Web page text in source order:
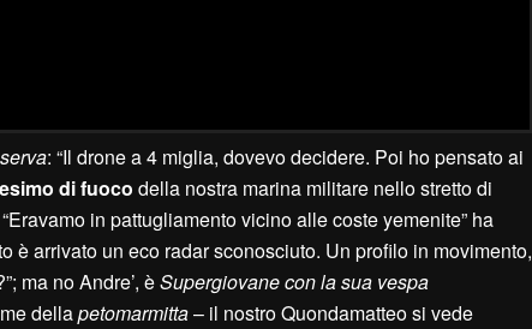
: “Il drone a 4 miglia, dovevo decidere. Poi ho pensato ai
di fuoco della nostra marina militare nello stretto di
in pattugliamento vicino alle coste yemenite” ha
è arrivato un eco radar sconosciuto. Un profilo in movimento,
ma no Andre’, èSupergiovane con la sua vespa
dellapetomarmitta– il nostro Quondamatteo si vede